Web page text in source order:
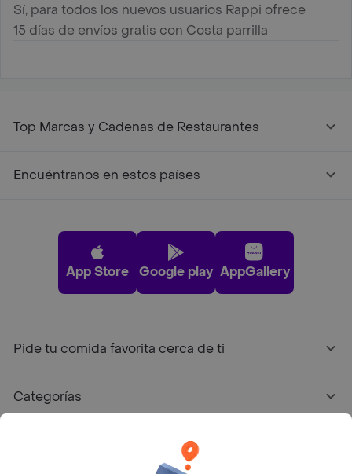
Sí, para todos los nuevos usuarios Rappi ofrece
15 días de envíos gratis con Costa parrilla
Top Marcas y Cadenas de Restaurantes
Encuéntranos en estos países
App Store Google play AppGallery
Pide tu comida favorita cerca de ti
Categorías